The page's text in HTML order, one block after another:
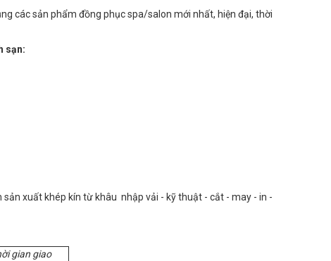
các sản phẩm đồng phục spa/salon mới nhất, hiện đại, thời
sạn:
sản xuất khép kín từ khâu nhập vải - kỹ thuật - cắt - may - in -
gian giao